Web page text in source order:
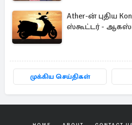
Ather-ன் புதிய
ஸ்கூட்டர் -
முக்கிய செய்திகள்